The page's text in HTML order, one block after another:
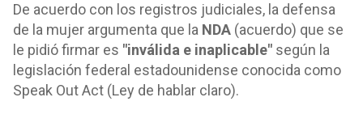
De acuerdo con los registros judiciales, la defensa
de la mujer argumenta que la NDA (acuerdo) que se
le pidió firmar es "inválida e inaplicable" según la
legislación federal estadounidense conocida como
Speak Out Act (Ley de hablar claro).